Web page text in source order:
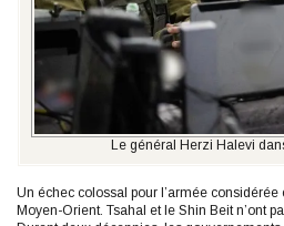
Le général Herzi Halevi
Un échec colossal pour l’armée
Moyen-Orient. Tsahal et le Shin Beit n’ont